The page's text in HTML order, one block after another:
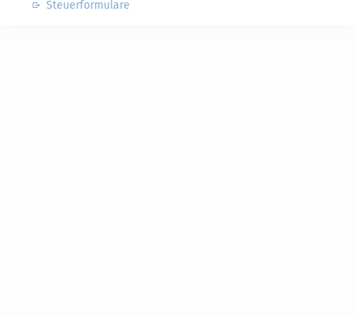
Steuerformulare